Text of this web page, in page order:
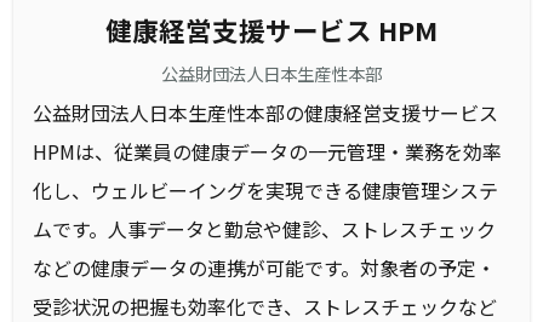
健康経営支援サービス HPM
公益財団法人日本生産性本部
公益財団法人日本生産性本部の健康経営支援サービス
HPMは、従業員の健康データの一元管理・業務を効率
化し、ウェルビーイングを実現できる健康管理システ
ムです。人事データと勤怠や健診、ストレスチェック
などの健康データの連携が可能です。対象者の予定・
受診状況の把握も効率化でき、ストレスチェックなど